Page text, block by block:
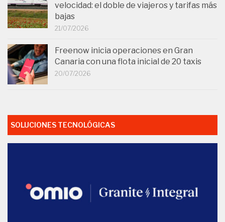
velocidad: el doble de viajeros y tarifas más
bajas
21/07/2026
Freenow inicia operaciones en Gran
Canaria con una flota inicial de 20 taxis
20/07/2026
SOLUCIONES TECNOLÓGICAS